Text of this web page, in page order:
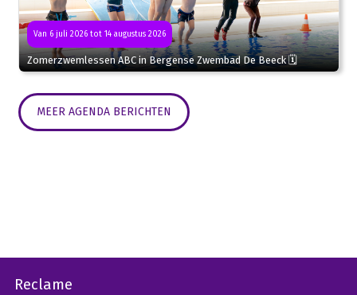
Van 6 juli 2026 tot 14 augustus 2026
Zomerzwemlessen ABC in Bergense Zwembad De Beeck 🗓
MEER AGENDA BERICHTEN
Reclame